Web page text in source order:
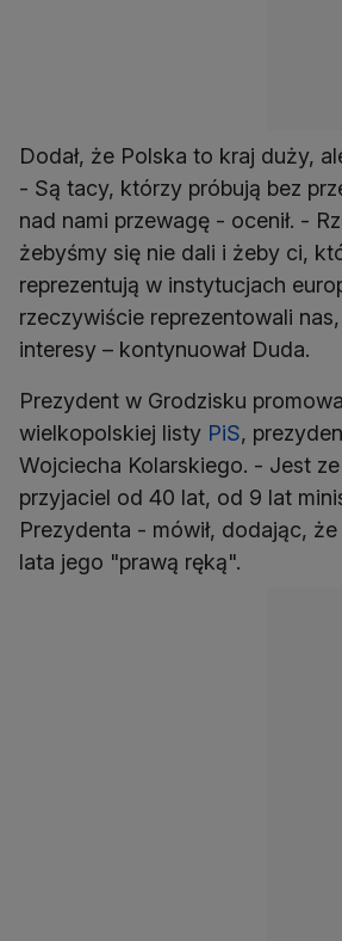
Dodał, że Polska to kraj duży,
- Są tacy, którzy próbują bez
nad nami przewagę - ocenił. -
żebyśmy się nie dali i żeby ci,
reprezentują w instytucjach
rzeczywiście reprezentowali
interesy – kontynuował Duda.
Prezydent w Grodzisku
wielkopolskiej listy PiS,
Wojciecha Kolarskiego. - Jest
przyjaciel od 40 lat, od 9 lat
Prezydenta - mówił, dodając, że
lata jego "prawą ręką".